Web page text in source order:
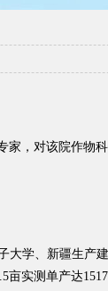
，对该院作物
学、新疆生产
实测单产达